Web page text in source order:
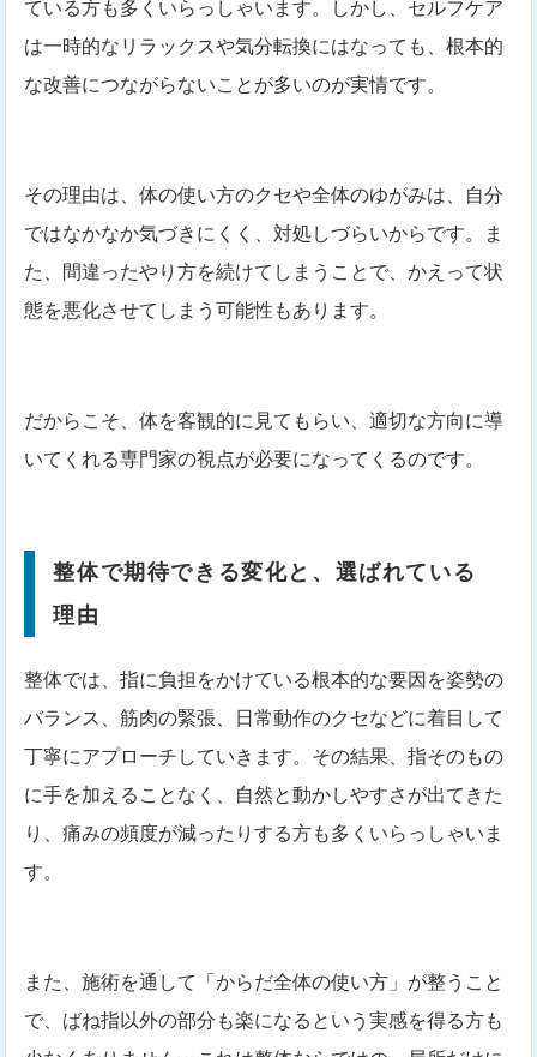
ている方も多くいらっしゃいます。しかし、セルフケア
は一時的なリラックスや気分転換にはなっても、根本的
な改善につながらないことが多いのが実情です。
その理由は、体の使い方のクセや全体のゆがみは、自分
ではなかなか気づきにくく、対処しづらいからです。ま
た、間違ったやり方を続けてしまうことで、かえって状
態を悪化させてしまう可能性もあります。
だからこそ、体を客観的に見てもらい、適切な方向に導
いてくれる専門家の視点が必要になってくるのです。
整体で期待できる変化と、選ばれている
理由
整体では、指に負担をかけている根本的な要因を姿勢の
バランス、筋肉の緊張、日常動作のクセなどに着目して
丁寧にアプローチしていきます。その結果、指そのもの
に手を加えることなく、自然と動かしやすさが出てきた
り、痛みの頻度が減ったりする方も多くいらっしゃいま
す。
また、施術を通して「からだ全体の使い方」が整うこと
で、ばね指以外の部分も楽になるという実感を得る方も